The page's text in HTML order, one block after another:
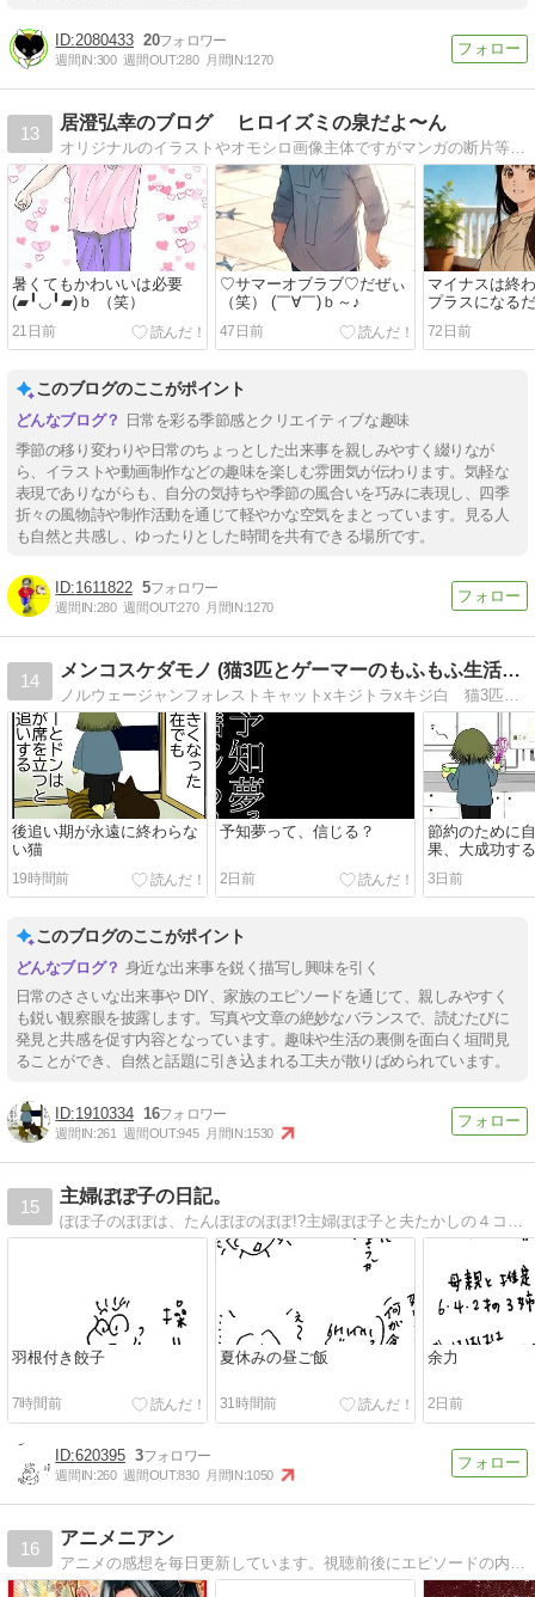
2080433 20
週間IN:300 週間OUT:280 月間IN:1270
13
居澄弘幸のブログ ヒロイズミの泉だよ〜ん
オリジナルのイラストやオモシロ画像主体ですがマンガの断片等も少し載せています。
暑くてもかわいいは必要
(▰╹◡╹▰)ｂ （笑）
21日前
♡サマーオブラブ♡だぜぃ
（笑） (￣∀￣)ｂ～♪
47日前
マイナスは終
プラスになる
♪(￣∀￣)ｂ
72日前
このブログのここがポイント
日常を彩る季節感とクリエイティブな趣味
季節の移り変わりや日常のちょっとした出来事を親しみやすく綴りなが
ら、イラストや動画制作などの趣味を楽しむ雰囲気が伝わります。気軽な
表現でありながらも、自分の気持ちや季節の風合いを巧みに表現し、四季
折々の風物詩や制作活動を通じて軽やかな空気をまとっています。見る人
も自然と共感し、ゆったりとした時間を共有できる場所です。
1611822 5
週間IN:280 週間OUT:270 月間IN:1270
14
メンコスケダモノ (猫3匹とゲーマーのもふもふ生活漫画絵日…
ノルウェージャンフォレストキャットxキジトラxキジ白 猫3匹とゲーマーのもふもふ生活漫画絵日記「メンコスケダモノ」 3匹の愛猫との日常から、飼い主の思い出話まで。毎日更新中
後追い期が永遠に終わらな
い猫
19時間前
予知夢って、信じる？
2日前
節約のために
果、大成功す
ちゃう話
3日前
このブログのここがポイント
身近な出来事を鋭く描写し興味を引く
日常のささいな出来事や DIY、家族のエピソードを通じて、親しみやすく
も鋭い観察眼を披露します。写真や文章の絶妙なバランスで、読むたびに
発見と共感を促す内容となっています。趣味や生活の裏側を面白く垣間見
ることができ、自然と話題に引き込まれる工夫が散りばめられています。
1910334 16
週間IN:261 週間OUT:945 月間IN:1530
15
主婦ぽぽ子の日記。
羽根付き餃子
7時間前
夏休みの昼ご飯
31時間前
余力
2日前
620395 3
週間IN:260 週間OUT:830 月間IN:1050
16
アニメニアン